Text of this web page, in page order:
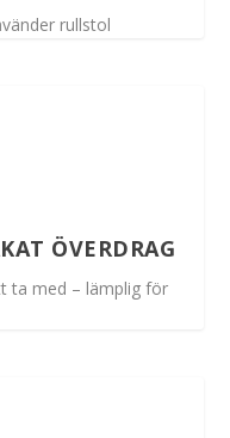
rullstol
ÖVERDRAG
ta med – lämplig för